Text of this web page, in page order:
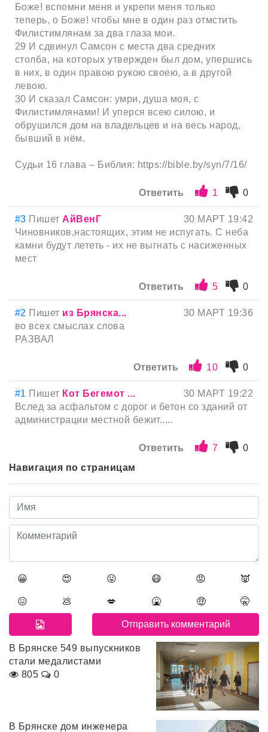
Боже! вспомни меня и укрепи меня только
теперь, о Боже! чтобы мне в один раз отмстить
Филистимлянам за два глаза мои.
29 И сдвинул Самсон с места два средних
столба, на которых утвержден был дом, упершись
в них, в один правою рукою своею, а в другой
левою.
30 И сказал Самсон: умри, душа моя, с
Филистимлянами! И уперся всею силою, и
обрушился дом на владельцев и на весь народ,
бывший в нём.
Судьи 16 глава – Библия: https://bible.by/syn/7/16/
Ответить 1 0
#3 Пишет АйВенГ
30 МАРТ 19:42
Чиновников,настоящих, этим не испугать. С неба
камни будут лететь - их не выгнать с насиженных
мест
Ответить 5 0
#2 Пишет из Брянска...
30 МАРТ 19:36
во всех смыслах слова
РАЗВАЛ
Ответить 10 0
#1 Пишет Кот Бегемот ...
30 МАРТ 19:22
Вслед за асфальтом с дорог и бетон со зданий от
администрации местной бежит.....
Ответить 7
0
Навигация по страницам
😀 😍 😛 😷 😡 👿
😖 💩 💋 🤮 🤑 🤫
В Брянске 549 выпускников
стали медалистами
805
0
В Брянске дом инженера